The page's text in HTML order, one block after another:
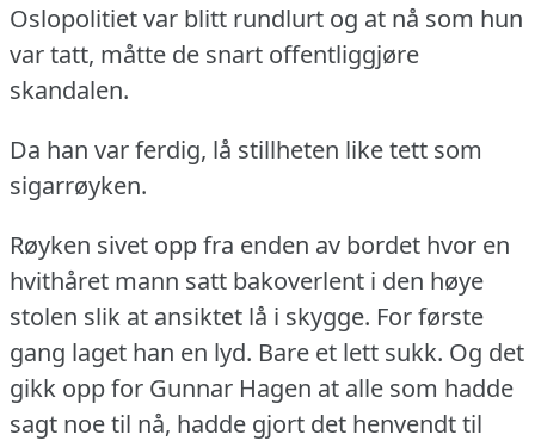
Oslopolitiet var blitt rundlurt og at nå som hun
var tatt, måtte de snart offentliggjøre
skandalen.
Da han var ferdig, lå stillheten like tett som
sigarrøyken.
Røyken sivet opp fra enden av bordet hvor en
hvithåret mann satt bakoverlent i den høye
stolen slik at ansiktet lå i skygge. For første
gang laget han en lyd. Bare et lett sukk. Og det
gikk opp for Gunnar Hagen at alle som hadde
sagt noe til nå, hadde gjort det henvendt til